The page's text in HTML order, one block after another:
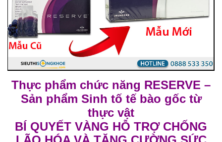
Thực phẩm chức năng RESERVE –
Sản phẩm Sinh tố tế bào gốc từ
thực vật
BÍ QUYẾT VÀNG HỖ TRỢ CHỐNG